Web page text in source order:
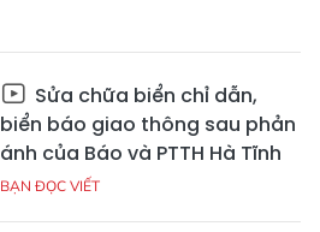
Sửa chữa biển chỉ dẫn,
biển báo giao thông sau phản
ánh của Báo và PTTH Hà Tĩnh
BẠN ĐỌC VIẾT